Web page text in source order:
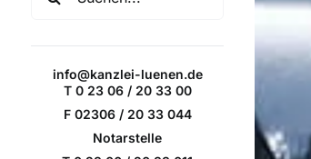
info@kanzlei-luenen.de
T 0 23 06 / 20 33 00
F 02306 / 20 33 044
Notarstelle
nach: